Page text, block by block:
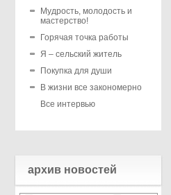
Мудрость, молодость и
мастерство!
Горячая точка работы
Я – сельский житель
Покупка для души
В жизни все закономерно
Все интервью
архив новостей